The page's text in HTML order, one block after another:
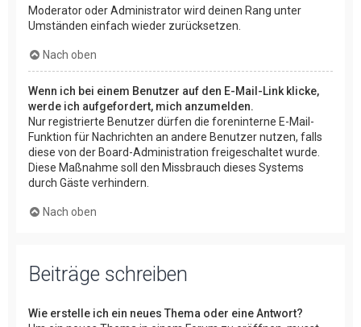
Moderator oder Administrator wird deinen Rang unter
Umständen einfach wieder zurücksetzen.
Nach oben
Wenn ich bei einem Benutzer auf den E-Mail-Link klicke,
werde ich aufgefordert, mich anzumelden.
Nur registrierte Benutzer dürfen die foreninterne E-Mail-
Funktion für Nachrichten an andere Benutzer nutzen, falls
diese von der Board-Administration freigeschaltet wurde.
Diese Maßnahme soll den Missbrauch dieses Systems
durch Gäste verhindern.
Nach oben
Beiträge schreiben
Wie erstelle ich ein neues Thema oder eine Antwort?